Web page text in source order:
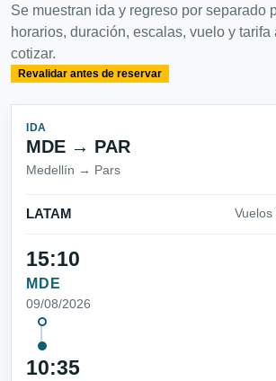
Se muestran ida y regreso por separado
horarios, duración, escalas, vuelo y tarifa
cotizar.
Revalidar antes de reservar
IDA
MDE → PAR
Medellín → Pars
LATAM
15:10
MDE
09/08/2026
10:35